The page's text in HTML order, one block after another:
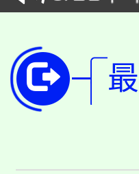
徵才活
局官網
8月14
開!
115年
視費
大園